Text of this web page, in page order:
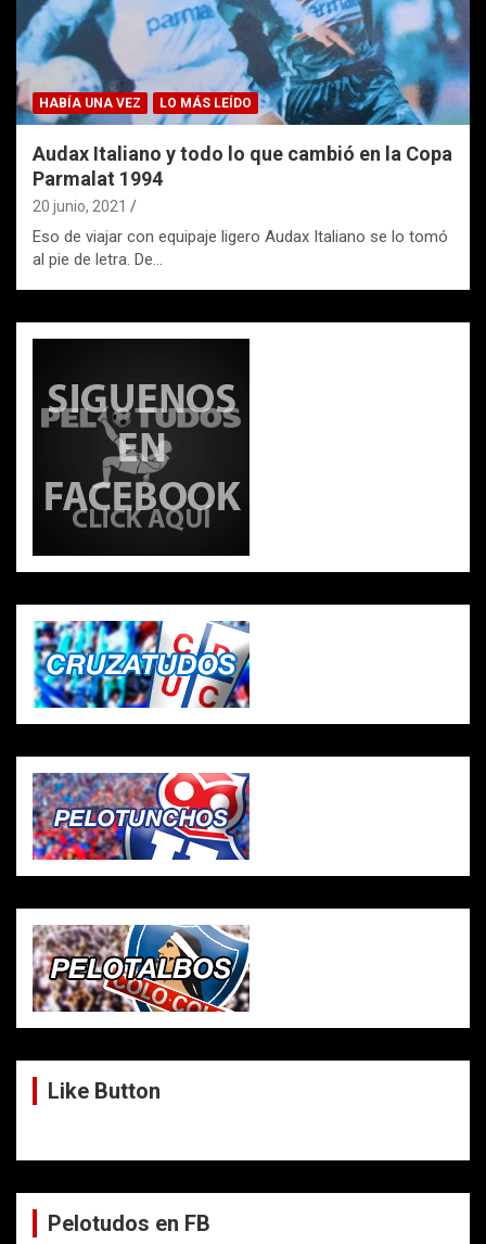
HABÍA UNA VEZ LO MÁS LEÍDO
Audax Italiano y todo lo que cambió en la Copa
Parmalat 1994
20 junio, 2021
Eso de viajar con equipaje ligero Audax Italiano se lo tomó
al pie de letra. De…
Like Button
Pelotudos en FB